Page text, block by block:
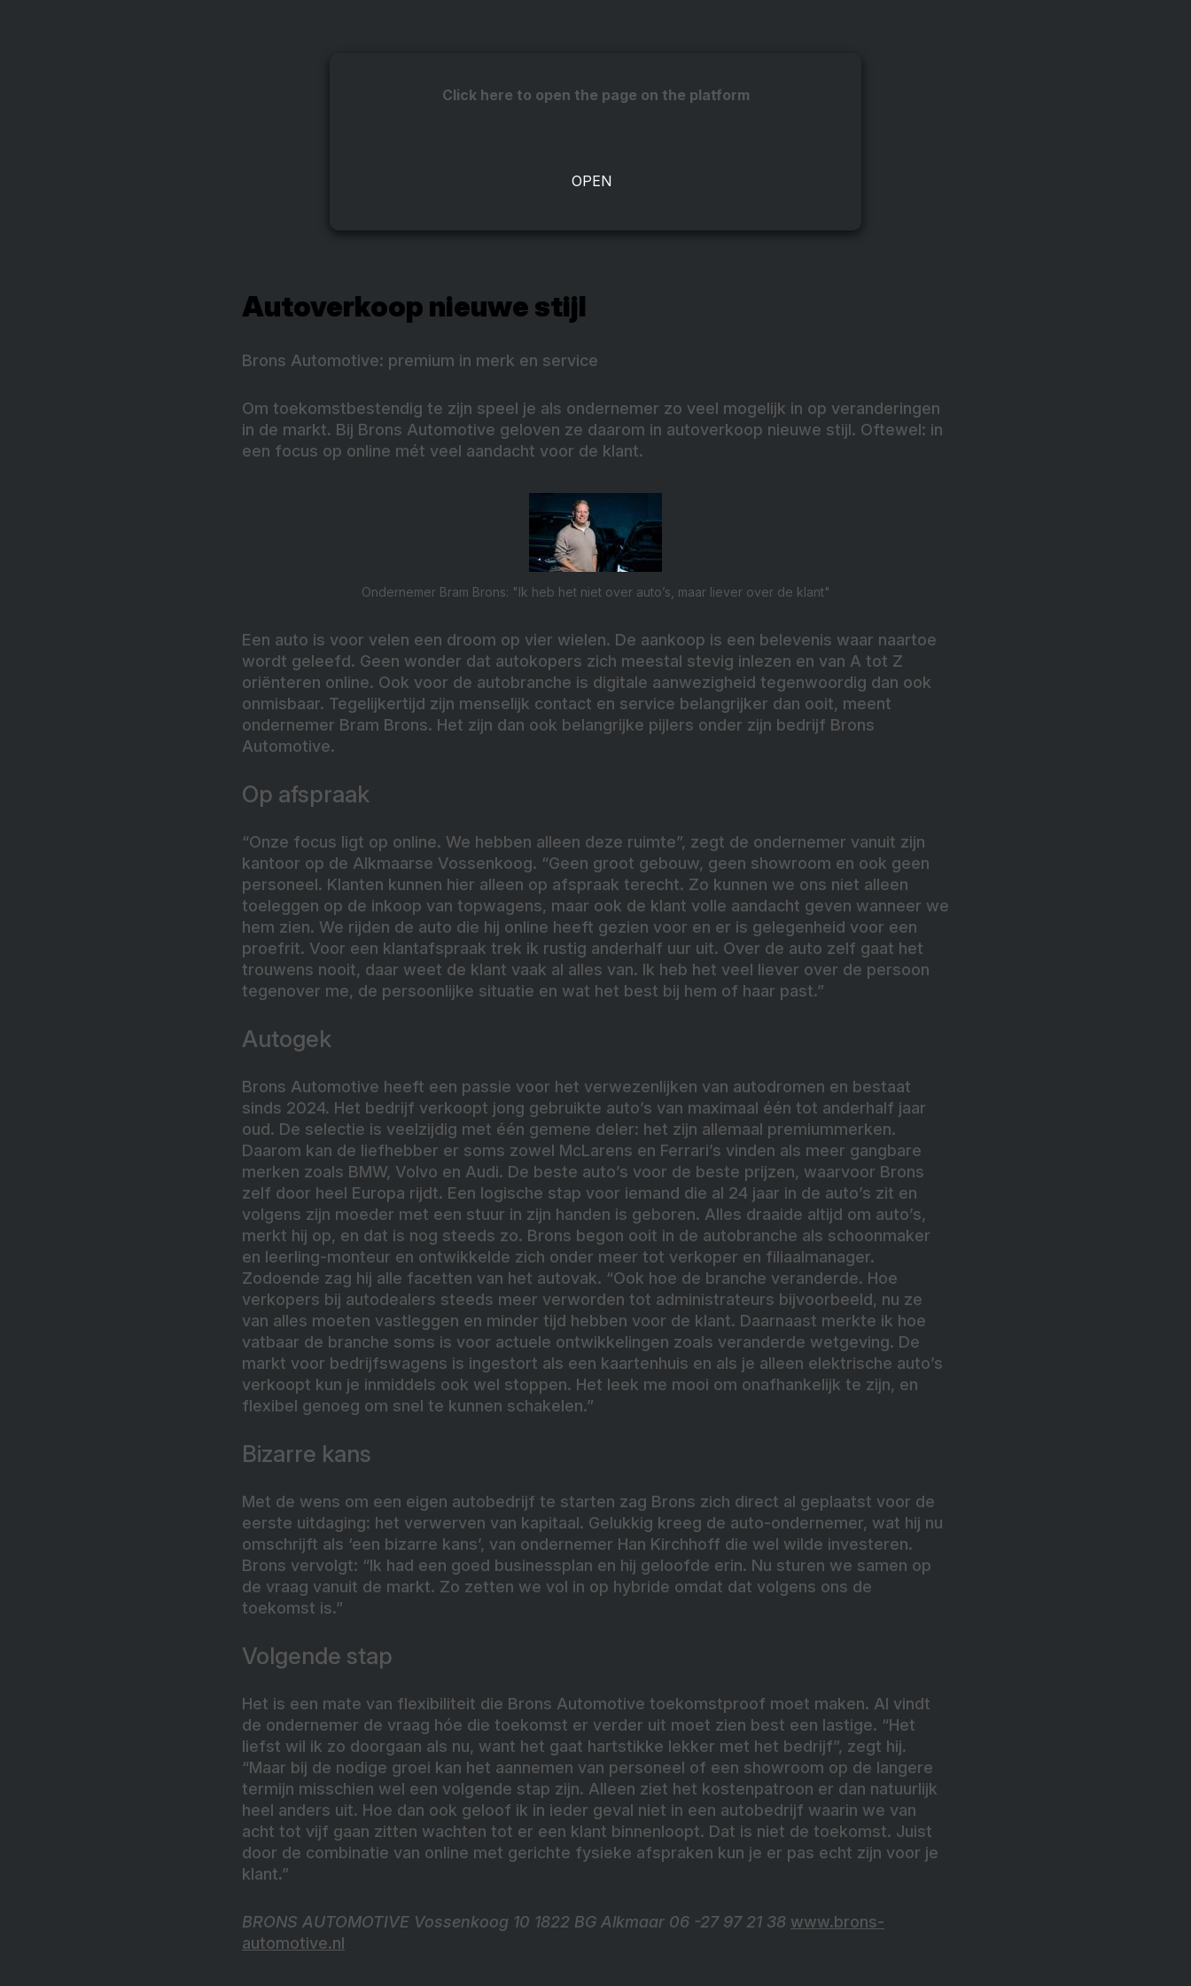
Click here to open the page on the platform
Autoverkoop nieuwe stijl
Brons Automotive: premium in merk en service
Om toekomstbestendig te zijn speel je als ondernemer zo veel mogelijk in op veranderingen
in de markt. Bij Brons Automotive geloven ze daarom in autoverkoop nieuwe stijl. Oftewel: in
een focus op online mét veel aandacht voor de klant.
Ondernemer Bram Brons: "Ik heb het niet over auto’s, maar liever over de klant"
Een auto is voor velen een droom op vier wielen. De aankoop is een belevenis waar naartoe
wordt geleefd. Geen wonder dat autokopers zich meestal stevig inlezen en van A tot Z
oriënteren online. Ook voor de autobranche is digitale aanwezigheid tegenwoordig dan ook
onmisbaar. Tegelijkertijd zijn menselijk contact en service belangrijker dan ooit, meent
ondernemer Bram Brons. Het zijn dan ook belangrijke pijlers onder zijn bedrijf Brons
Automotive.
Op afspraak
“Onze focus ligt op online. We hebben alleen deze ruimte”, zegt de ondernemer vanuit zijn
kantoor op de Alkmaarse Vossenkoog. “Geen groot gebouw, geen showroom en ook geen
personeel. Klanten kunnen hier alleen op afspraak terecht. Zo kunnen we ons niet alleen
toeleggen op de inkoop van topwagens, maar ook de klant volle aandacht geven wanneer we
hem zien. We rijden de auto die hij online heeft gezien voor en er is gelegenheid voor een
proefrit. Voor een klantafspraak trek ik rustig anderhalf uur uit. Over de auto zelf gaat het
trouwens nooit, daar weet de klant vaak al alles van. Ik heb het veel liever over de persoon
tegenover me, de persoonlijke situatie en wat het best bij hem of haar past.”
Autogek
Brons Automotive heeft een passie voor het verwezenlijken van autodromen en bestaat
sinds 2024. Het bedrijf verkoopt jong gebruikte auto’s van maximaal één tot anderhalf jaar
oud. De selectie is veelzijdig met één gemene deler: het zijn allemaal premiummerken.
Daarom kan de liefhebber er soms zowel McLarens en Ferrari’s vinden als meer gangbare
merken zoals BMW, Volvo en Audi. De beste auto’s voor de beste prijzen, waarvoor Brons
zelf door heel Europa rijdt. Een logische stap voor iemand die al 24 jaar in de auto’s zit en
volgens zijn moeder met een stuur in zijn handen is geboren. Alles draaide altijd om auto’s,
merkt hij op, en dat is nog steeds zo. Brons begon ooit in de autobranche als schoonmaker
en leerling-monteur en ontwikkelde zich onder meer tot verkoper en filiaalmanager.
Zodoende zag hij alle facetten van het autovak. “Ook hoe de branche veranderde. Hoe
verkopers bij autodealers steeds meer verworden tot administrateurs bijvoorbeeld, nu ze
van alles moeten vastleggen en minder tijd hebben voor de klant. Daarnaast merkte ik hoe
vatbaar de branche soms is voor actuele ontwikkelingen zoals veranderde wetgeving. De
markt voor bedrijfswagens is ingestort als een kaartenhuis en als je alleen elektrische auto’s
verkoopt kun je inmiddels ook wel stoppen. Het leek me mooi om onafhankelijk te zijn, en
flexibel genoeg om snel te kunnen schakelen.”
Bizarre kans
Met de wens om een eigen autobedrijf te starten zag Brons zich direct al geplaatst voor de
eerste uitdaging: het verwerven van kapitaal. Gelukkig kreeg de auto-ondernemer, wat hij nu
omschrijft als ‘een bizarre kans’, van ondernemer Han Kirchhoff die wel wilde investeren.
Brons vervolgt: “Ik had een goed businessplan en hij geloofde erin. Nu sturen we samen op
de vraag vanuit de markt. Zo zetten we vol in op hybride omdat dat volgens ons de
toekomst is.”
Volgende stap
Het is een mate van flexibiliteit die Brons Automotive toekomstproof moet maken. Al vindt
de ondernemer de vraag hóe die toekomst er verder uit moet zien best een lastige. “Het
liefst wil ik zo doorgaan als nu, want het gaat hartstikke lekker met het bedrijf”, zegt hij.
“Maar bij de nodige groei kan het aannemen van personeel of een showroom op de langere
termijn misschien wel een volgende stap zijn. Alleen ziet het kostenpatroon er dan natuurlijk
heel anders uit. Hoe dan ook geloof ik in ieder geval niet in een autobedrijf waarin we van
acht tot vijf gaan zitten wachten tot er een klant binnenloopt. Dat is niet de toekomst. Juist
door de combinatie van online met gerichte fysieke afspraken kun je er pas echt zijn voor je
klant.”
BRONS AUTOMOTIVE Vossenkoog 10 1822 BG Alkmaar 06 -27 97 21 38 www.brons-
automotive.nl